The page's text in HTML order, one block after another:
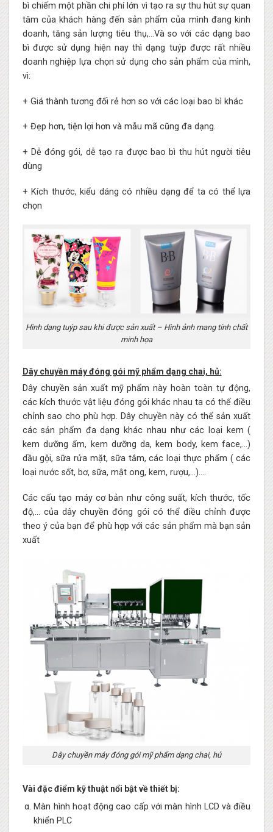
bì chiếm một phần chi phí lớn vì tạo ra sự thu hút sự quan
tâm của khách hàng đến sản phẩm của mình đang kinh
doanh, tăng sản lượng tiêu thụ,…Và so với các dạng bao
bì được sử dụng hiện nay thì dạng tuýp được rất nhiều
doanh nghiệp lựa chọn sử dụng cho sản phẩm của mình,
vì:
+ Giá thành tương đối rẻ hơn so với các loại bao bì khác
+ Đẹp hơn, tiện lợi hơn và mẫu mã cũng đa dạng.
+ Dễ đóng gói, dễ tạo ra được bao bì thu hút người tiêu
dùng
+ Kích thước, kiểu dáng có nhiều dạng để ta có thể lựa
chọn
Hình dạng tuýp sau khi được sản xuất – Hình ảnh mang tính chất
minh họa
Dây chuyền máy đóng gói mỹ phẩm dạng chai, hủ:
Dây chuyền sản xuất mỹ phẩm này hoàn toàn tự động,
các kích thước vật liệu đóng gói khác nhau ta có thể điều
chỉnh sao cho phù hợp. Dây chuyền này có thể sản xuất
các sản phẩm đa dạng khác nhau như các loại kem (
kem dưỡng ẩm, kem dưỡng da, kem body, kem face,…)
dầu gội, sữa rửa mặt, sữa tắm, các loại thực phẩm ( các
loại nước sốt, bơ, sữa, mật ong, kem, rượu,…)….
Các cấu tạo máy cơ bản như công suất, kích thước, tốc
độ,… của dây chuyền đóng gói có thể điều chỉnh được
theo ý của bạn để phù hợp với các sản phẩm mà bạn sản
xuất
Dây chuyền máy đóng gói mỹ phẩm dạng chai, hủ
Vài đặc điểm kỹ thuật nổi bật về thiết bị:
Màn hình hoạt động cao cấp với màn hình LCD và điều
khiển PLC